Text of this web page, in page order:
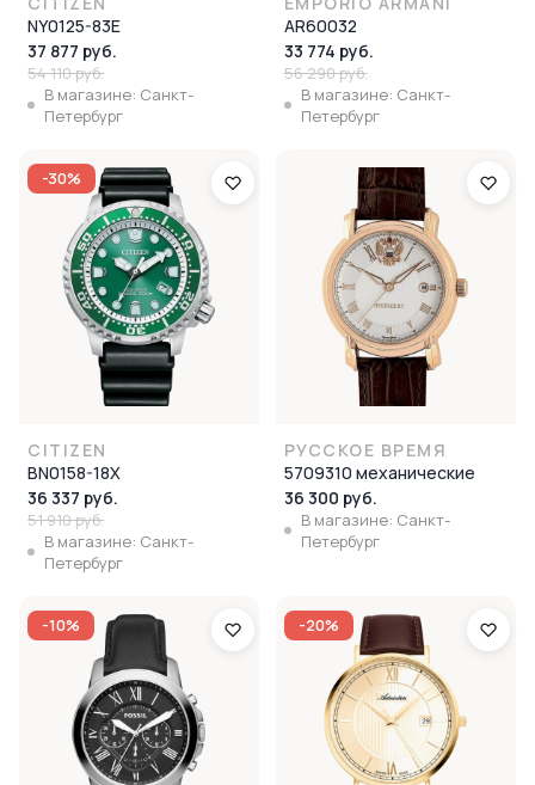
NY0125-83E
37 877 руб.
54 110 руб.
В магазине: Санкт-
Петербург
AR60032
33 774 руб.
56 290 руб.
В магазине: Санкт-
Петербург
-30%
CITIZEN
BN0158-18X
36 337 руб.
51 910 руб.
В магазине: Санкт-
Петербург
РУССКОЕ ВРЕМЯ
5709310 механические
36 300 руб.
В магазине: Санкт-
Петербург
-10% -20%